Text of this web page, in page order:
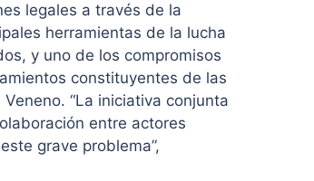
legales a través de la
herramientas de la lucha
y uno de los compromisos
constituyentes de las
“La iniciativa conjunta
entre actores
grave problema”,